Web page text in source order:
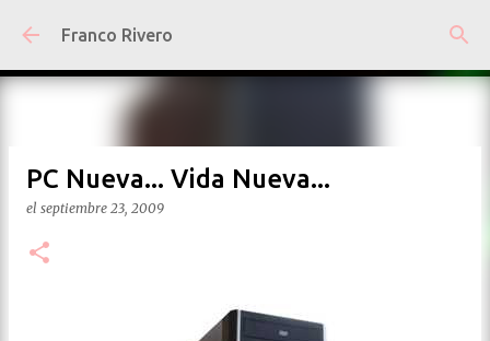
Ir al contenido principal
Franco Rivero
PC Nueva... Vida Nueva...
el septiembre 23, 2009